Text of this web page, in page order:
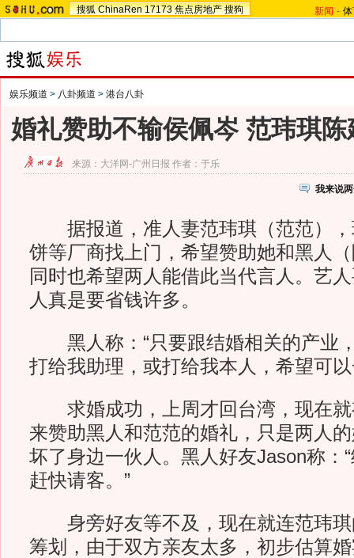
搜狐 ChinaRen 17173 焦点房地产 搜狗 新闻 -
娱乐频道 > 八卦频道 > 港台八卦
婚礼赞助不输侯佩岑 范玮琪
来源： 大洋网-广州日报 作者：于乐
我来说
据报道，准人妻范玮琪（范范），
饼等厂商找上门，希望赞助她和黑人
同时也希望两人能借此当代言人。艺
人真是要省钱许多。
黑人称：“只要跟结婚相关的产业
打给我助理，或打给我本人，希望可
求婚成功，上周才回台湾，现在就
来赞助黑人和范范的婚礼，只是两人
坏了身边一伙人。黑人好友Jason称：
赶快请客。”
身旁好友等不及，现在就连范玮琪
筹划，由于双方亲友太多，初步估算